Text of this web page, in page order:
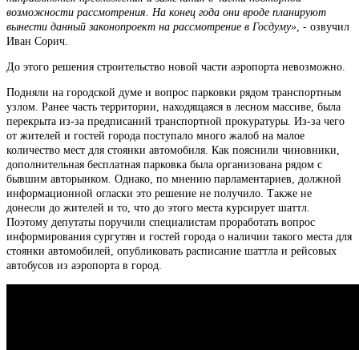
возможности рассмотрения. На конец года они вроде планируют
вынести данный законопроект на рассмотрение в Госдуму» , - озвучил
Иван Сорич.
До этого решения строительство новой части аэропорта невозможно.
Подняли на городской думе и вопрос парковки рядом транспортным
узлом. Ранее часть территории, находящаяся в лесном массиве, была
перекрыта из-за предписаний транспортной прокуратуры. Из-за чего
от жителей и гостей города поступало много жалоб на малое
количество мест для стоянки автомобиля. Как пояснили чиновники,
дополнительная бесплатная парковка была организована рядом с
бывшим авторынком. Однако, по мнению парламентариев, должной
информационной огласки это решение не получило. Также не
донесли до жителей и то, что до этого места курсирует шаттл.
Поэтому депутаты поручили специалистам проработать вопрос
информирования сургутян и гостей города о наличии такого места для
стоянки автомобилей, опубликовать расписание шаттла и рейсовых
автобусов из аэропорта в город.